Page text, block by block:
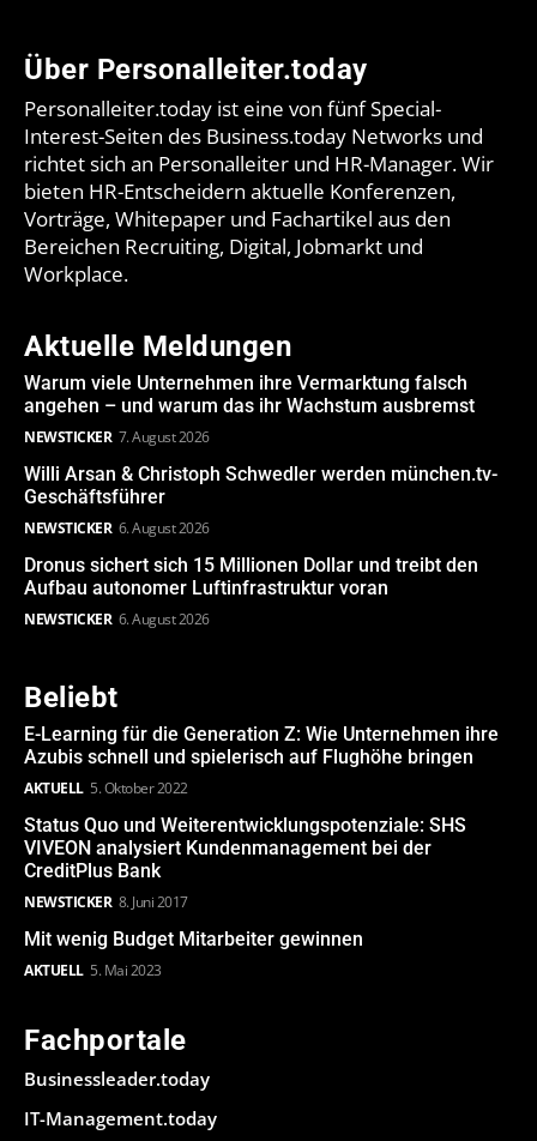
Über Personalleiter.today
Personalleiter.today ist eine von fünf Special-
Interest-Seiten des Business.today Networks und
richtet sich an Personalleiter und HR-Manager. Wir
bieten HR-Entscheidern aktuelle Konferenzen,
Vorträge, Whitepaper und Fachartikel aus den
Bereichen Recruiting, Digital, Jobmarkt und
Workplace.
Aktuelle Meldungen
Warum viele Unternehmen ihre Vermarktung falsch
angehen – und warum das ihr Wachstum ausbremst
NEWSTICKER 7. August 2026
Willi Arsan & Christoph Schwedler werden münchen.tv-
Geschäftsführer
NEWSTICKER 6. August 2026
Dronus sichert sich 15 Millionen Dollar und treibt den
Aufbau autonomer Luftinfrastruktur voran
NEWSTICKER 6. August 2026
Beliebt
E-Learning für die Generation Z: Wie Unternehmen ihre
Azubis schnell und spielerisch auf Flughöhe bringen
AKTUELL 5. Oktober 2022
Status Quo und Weiterentwicklungspotenziale: SHS
VIVEON analysiert Kundenmanagement bei der
CreditPlus Bank
NEWSTICKER 8. Juni 2017
Mit wenig Budget Mitarbeiter gewinnen
AKTUELL 5. Mai 2023
Fachportale
Businessleader.today
IT-Management.today